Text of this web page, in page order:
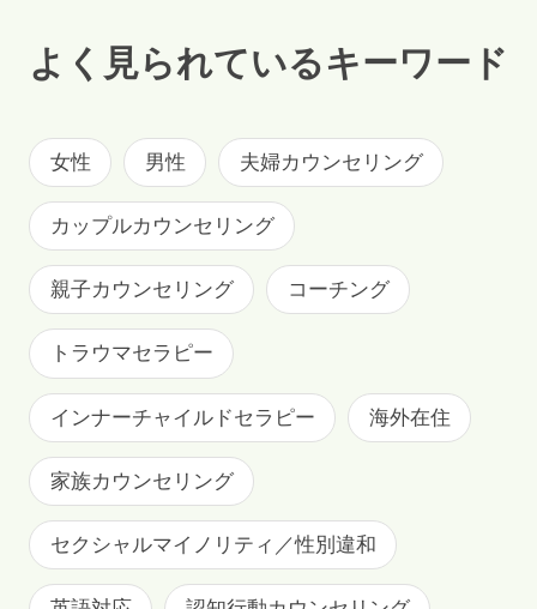
よく見られているキーワード
女性 男性 夫婦カウンセリング
カップルカウンセリング
親子カウンセリング コーチング
トラウマセラピー
インナーチャイルドセラピー 海外在住
家族カウンセリング
セクシャルマイノリティ／性別違和